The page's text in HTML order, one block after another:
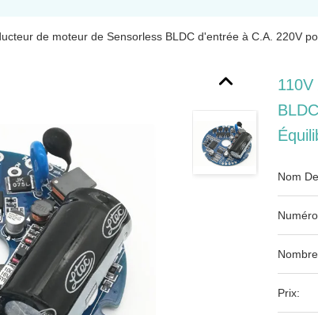
de moteur de Sensorless BLDC d'entrée à C.A. 220V
Nom
Prix: